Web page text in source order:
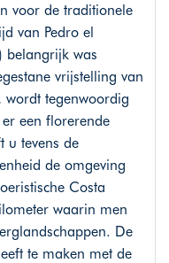
voor de traditionele
van Pedro el
belangrijk was
vrijstelling van
tegenwoordig
een florerende
u tevens de
de omgeving
Costa
waarin men
De
te maken met de